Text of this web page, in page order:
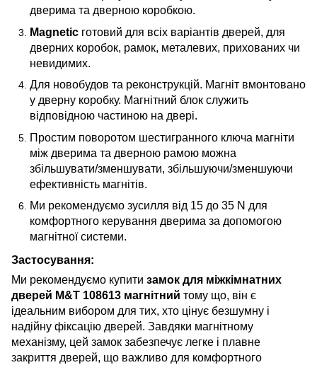
дверима та дверною коробкою.
Magnetic готовий для всіх варіантів дверей, для
дверних коробок, рамок, металевих, прихованих чи
невидимих.
Для новобудов та реконструкцій. Магніт вмонтовано
у дверну коробку. Магнітний блок служить
відповідною частиною на двері.
Простим поворотом шестигранного ключа магніти
між дверима та дверною рамою можна
збільшувати/зменшувати, збільшуючи/зменшуючи
ефективність магнітів.
Ми рекомендуємо зусилля від 15 до 35 N для
комфортного керування дверима за допомогою
магнітної системи.
Застосування:
Ми рекомендуємо купити замок для міжкімнатних
дверей M&T 108613 магнітний тому що, він є
ідеальним вибором для тих, хто цінує безшумну і
надійну фіксацію дверей. Завдяки магнітному
механізму, цей замок забезпечує легке і плавне
закриття дверей, що важливо для комфортного